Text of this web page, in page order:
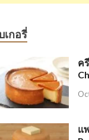
เกอรี่
ค
แ